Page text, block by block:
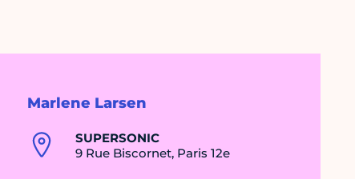
Marlene Larsen
SUPERSONIC
9 Rue Biscornet, Paris 12e